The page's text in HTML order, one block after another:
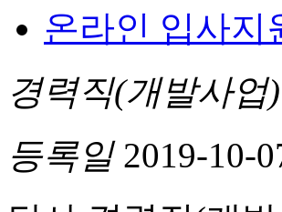
온라인 입사지
경력직(개발사
등록일2019-10-